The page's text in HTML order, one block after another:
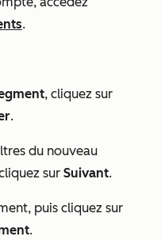
.
, cliquez sur
.
du nouveau
sur Suivant.
puis cliquez sur
.